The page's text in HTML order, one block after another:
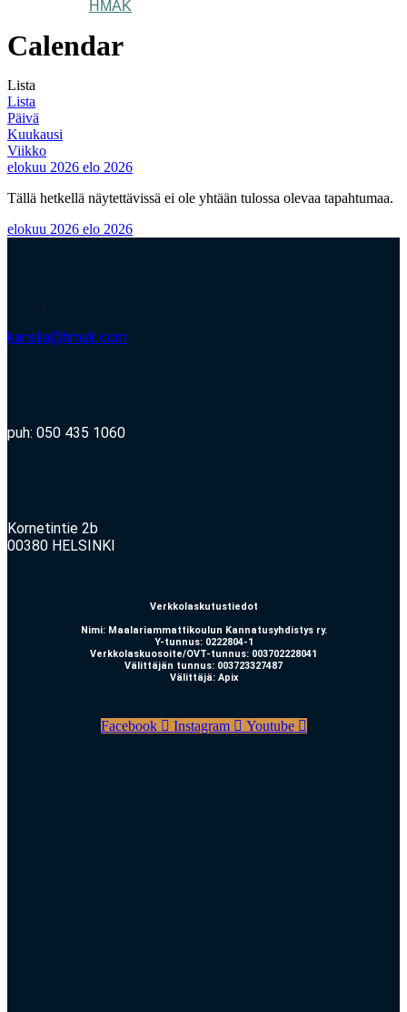
HMAK
Calendar
Lista
Lista
Päivä
Kuukausi
Viikko
elokuu 2026 elo 2026
Tällä hetkellä näytettävissä ei ole yhtään tulossa olevaa tapahtumaa.
elokuu 2026 elo 2026
kanslia@hmak.com
puh: 050 435 1060
Kornetintie 2b
00380 HELSINKI
Verkkolaskutustiedot
Nimi: Maalariammattikoulun Kannatusyhdistys ry.
Y-tunnus: 0222804-1
Verkkolaskuosoite/OVT-tunnus: 003702228041
Välittäjän tunnus: 003723327487
Välittäjä: Apix
Facebook Instagram Youtube